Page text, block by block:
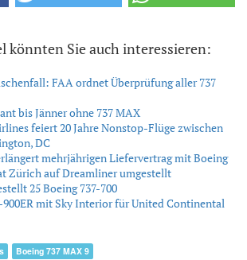
könnten Sie auch interessieren:
FAA ordnet Überprüfung aller 737
bis Jänner ohne 737 MAX
feiert 20 Jahre Nonstop-Flüge zwischen
DC
mehrjährigen Liefervertrag mit Boeing
Zürich auf Dreamliner umgestellt
25 Boeing 737-700
900ER mit Sky Interior für United Continental
Boeing 737 MAX 9